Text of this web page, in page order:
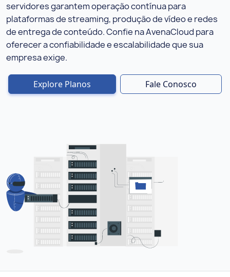
servidores garantem operação contínua para
plataformas de streaming, produção de vídeo e redes
de entrega de conteúdo. Confie na AvenaCloud para
oferecer a confiabilidade e escalabilidade que sua
empresa exige.
Explore Planos Fale Conosco